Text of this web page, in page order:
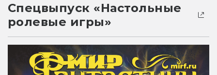
Спецвыпуск «Настольные
ролевые игры»